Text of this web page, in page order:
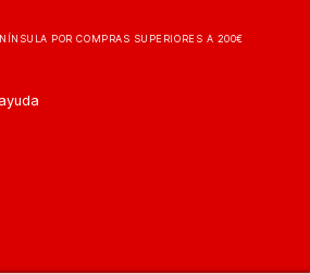
POR COMPRAS SUPERIORES A 200€